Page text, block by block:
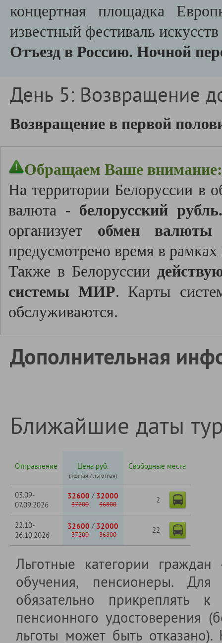
концертная площадка
известный фестиваль
Отъезд в Россию. Ночной
День 5: Возвращение
Возвращение в первой
Обращаем Ваше
На территории Белоруссии в
валюта - белорусский
организует обмен валюты
предусмотрено время в
Также в Белоруссии
системы МИР. Карты
обслуживаются.
Дополнительная
Ближайшие даты
Отправление Цена руб.
(полная / льготная)
Свободные места
03.09-
07.09.2026
32600 / 32000
37200 36800
2
22.10-
26.10.2026
32600 / 32000
37200 36800
22
Льготные категории
обучения, пенсионеры. Для
обязательно прикреплять
пенсионного удостоверения
льготы может быть